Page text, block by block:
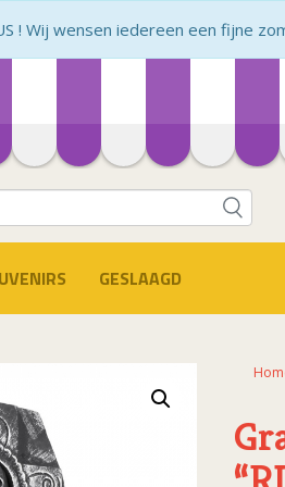
! Wij wensen iedereen een fijne
GESLAAGD